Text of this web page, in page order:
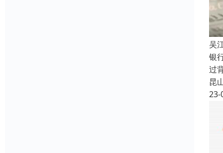
吴
银
过
昆
23-